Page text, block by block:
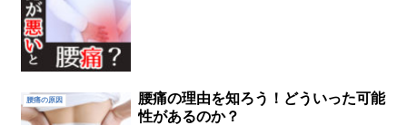
腰痛の原因
腰痛の理由を知ろう！どういった可能
性があるのか？